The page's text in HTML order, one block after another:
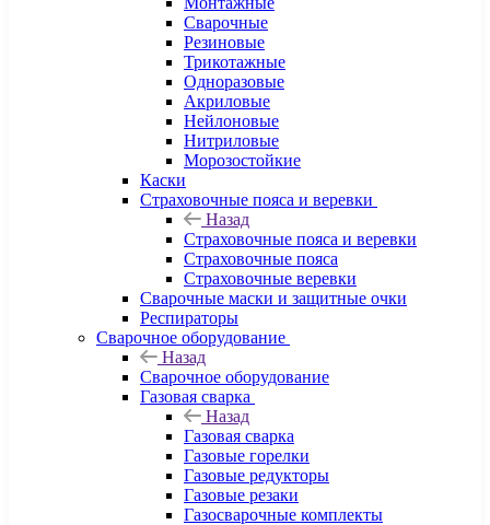
Сварочные
Резиновые
Трикотажные
Одноразовые
Акриловые
Нейлоновые
Нитриловые
Морозостойкие
Каски
Страховочные пояса и веревки
Назад
Страховочные пояса и веревки
Страховочные пояса
Страховочные веревки
Сварочные маски и защитные очки
Респираторы
Сварочное оборудование
Назад
Сварочное оборудование
Газовая сварка
Назад
Газовая сварка
Газовые горелки
Газовые редукторы
Газовые резаки
Газосварочные комплекты